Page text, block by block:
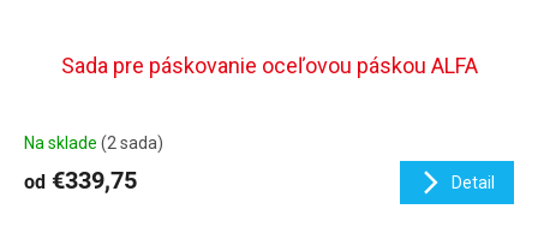
Sada pre páskovanie oceľovou páskou ALFA
Na sklade (2 sada)
od €339,75 Detail